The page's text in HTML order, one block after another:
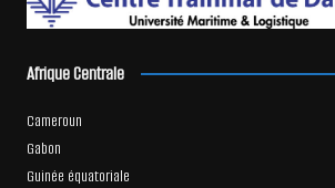
Afrique Centrale
Cameroun
Gabon
Guinée équatoriale